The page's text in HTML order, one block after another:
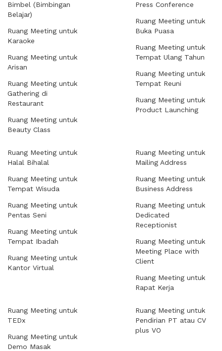
Bimbel (Bimbingan
Belajar)
Ruang Meeting untuk
Karaoke
Ruang Meeting untuk
Arisan
Ruang Meeting untuk
Gathering di
Restaurant
Ruang Meeting untuk
Beauty Class
Press Conference
Ruang Meeting untuk
Buka Puasa
Ruang Meeting untuk
Tempat Ulang Tahun
Ruang Meeting untuk
Tempat Reuni
Ruang Meeting untuk
Product Launching
Ruang Meeting untuk
Halal Bihalal
Ruang Meeting untuk
Tempat Wisuda
Ruang Meeting untuk
Pentas Seni
Ruang Meeting untuk
Tempat Ibadah
Ruang Meeting untuk
Kantor Virtual
Ruang Meeting untuk
Mailing Address
Ruang Meeting untuk
Business Address
Ruang Meeting untuk
Dedicated
Receptionist
Ruang Meeting untuk
Meeting Place with
Client
Ruang Meeting untuk
Rapat Kerja
Ruang Meeting untuk
TEDx
Ruang Meeting untuk
Demo Masak
Ruang Meeting untuk
Pendirian PT atau CV
plus VO